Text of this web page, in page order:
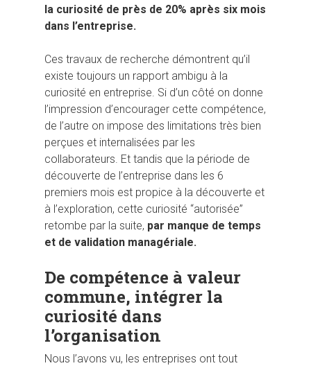
la curiosité de près de 20% après six mois
dans l’entreprise.
Ces travaux de recherche démontrent qu’il
existe toujours un rapport ambigu à la
curiosité en entreprise. Si d’un côté on donne
l’impression d’encourager cette compétence,
de l’autre on impose des limitations très bien
perçues et internalisées par les
collaborateurs. Et tandis que la période de
découverte de l’entreprise dans les 6
premiers mois est propice à la découverte et
à l’exploration, cette curiosité “autorisée”
retombe par la suite, par manque de temps
et de validation managériale.
De compétence à valeur
commune, intégrer la
curiosité dans
l’organisation
Nous l’avons vu, les entreprises ont tout